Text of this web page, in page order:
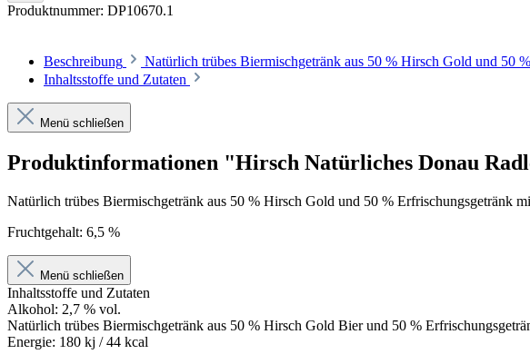
Produktnummer: DP10670.1
Beschreibung Natürlich trübes Biermischgetränk aus 50 % Hirsch Gold und 50
Inhaltsstoffe und Zutaten
Menü schließen
Produktinformationen "Hirsch Natürliches Donau
Natürlich trübes Biermischgetränk aus 50 % Hirsch Gold und 50 % Erfrischungsgetränk
Fruchtgehalt: 6,5 %
Menü schließen
Inhaltsstoffe und Zutaten
Alkohol: 2,7 % vol.
Natürlich trübes Biermischgetränk aus 50 % Hirsch Gold Bier und 50 %
Energie: 180 kj / 44 kcal